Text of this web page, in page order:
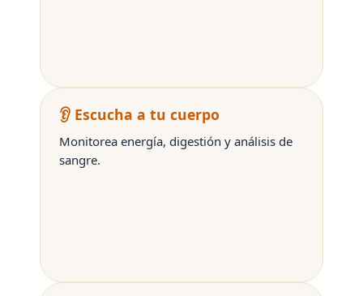
👂 Escucha a tu cuerpo
Monitorea energía, digestión y análisis de
sangre.